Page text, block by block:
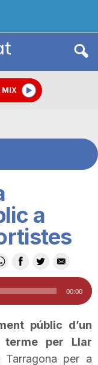
MIX
a
00:00
públic d’un
per Llar
per a